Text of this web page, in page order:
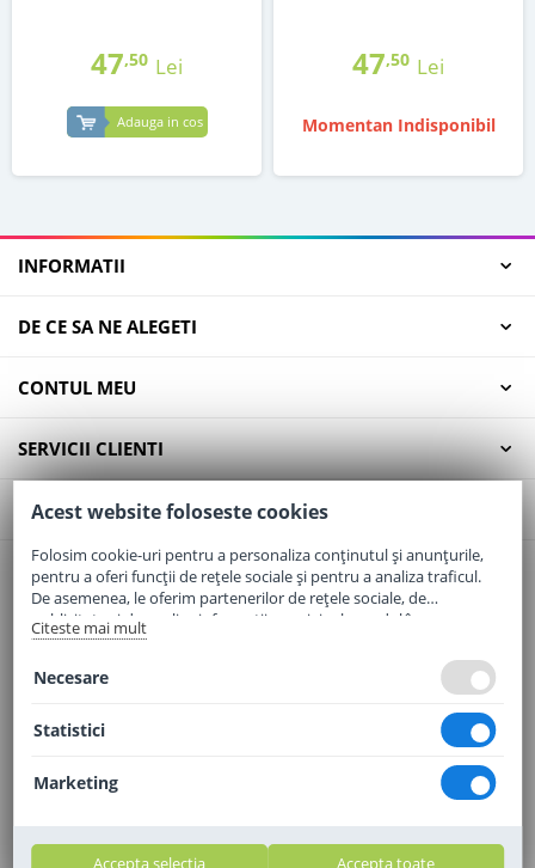
47,50 Lei
Adauga in cos
47,50 Lei
Momentan Indisponibil
INFORMATII
DE CE SA NE ALEGETI
CONTUL MEU
SERVICII CLIENTI
CONTACT
Email:office@elaptepraf.ro
Telefon:0745-964-449
Adresa:Sos. Borsului, Nr. 20, Oradea, Jud. Bihor
Acest website foloseste cookies
Folosim cookie-uri pentru a personaliza conținutul și anunțurile,
pentru a oferi funcții de rețele sociale și pentru a analiza traficul.
De asemenea, le oferim partenerilor de rețele sociale, de
publicitate și de analize informații cu privire la modul în care
folosiți site-ul nostru. Aceștia le pot combina cu alte informații
Citeste mai mult
Necesare
Statistici
Marketing
Accepta selectia Accepta toate